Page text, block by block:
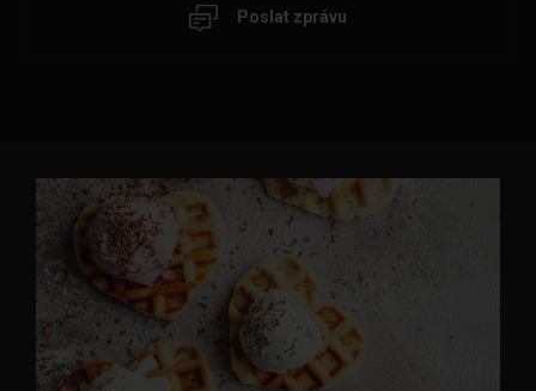
Poslat zprávu